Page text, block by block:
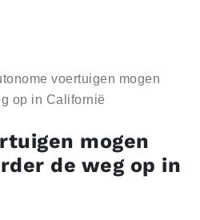
voertuigen mogen
op in Californië
mogen
de weg op in